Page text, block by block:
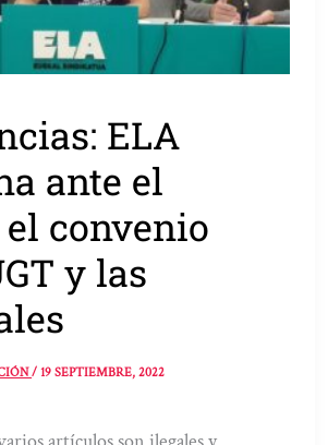
ELA
ante el
convenio
y las
/19 SEPTIEMBRE, 2022